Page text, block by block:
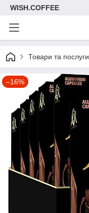
WISH.COFFEE
Товари та послуги
–16%